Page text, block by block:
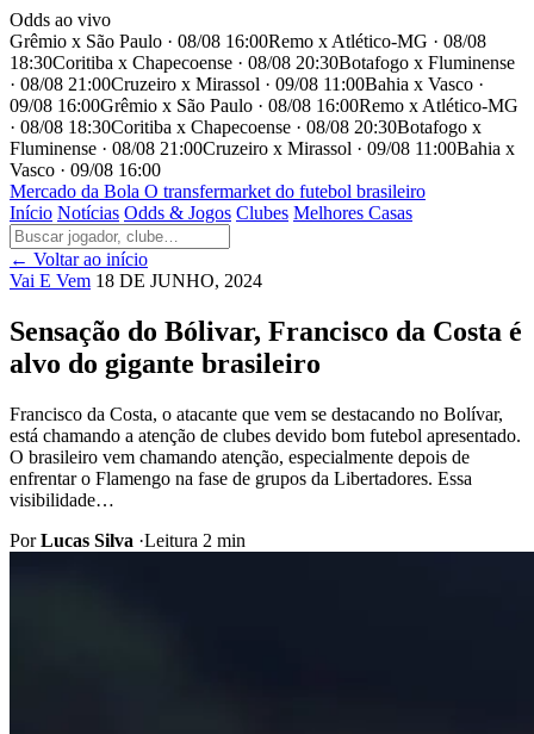
Odds ao vivo
Grêmio x São Paulo · 08/08 16:00Remo x Atlético-MG · 08/08
18:30Coritiba x Chapecoense · 08/08 20:30Botafogo x Fluminense
· 08/08 21:00Cruzeiro x Mirassol · 09/08 11:00Bahia x Vasco ·
09/08 16:00Grêmio x São Paulo · 08/08 16:00Remo x Atlético-MG
· 08/08 18:30Coritiba x Chapecoense · 08/08 20:30Botafogo x
Fluminense · 08/08 21:00Cruzeiro x Mirassol · 09/08 11:00Bahia x
Vasco · 09/08 16:00
Mercado da Bola O transfermarket do futebol brasileiro
Início Notícias Odds & Jogos Clubes Melhores Casas
← Voltar ao início
Vai E Vem 18 DE JUNHO, 2024
Sensação do Bólivar, Francisco da Costa é
alvo do gigante brasileiro
Francisco da Costa, o atacante que vem se destacando no Bolívar,
está chamando a atenção de clubes devido bom futebol apresentado.
O brasileiro vem chamando atenção, especialmente depois de
enfrentar o Flamengo na fase de grupos da Libertadores. Essa
visibilidade…
PorLucas Silva ·Leitura 2 min